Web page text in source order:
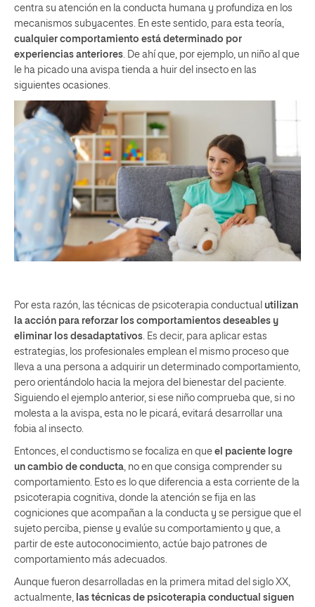
centra su atención en la conducta humana y profundiza en los
mecanismos subyacentes. En este sentido, para esta teoría,
cualquier comportamiento está determinado por
experiencias anteriores . De ahí que, por ejemplo, un niño al que
le ha picado una avispa tienda a huir del insecto en las
siguientes ocasiones.
Por esta razón, las técnicas de psicoterapia conductual utilizan
la acción para reforzar los comportamientos deseables y
eliminar los desadaptativos. Es decir, para aplicar estas
estrategias, los profesionales emplean el mismo proceso que
lleva a una persona a adquirir un determinado comportamiento,
pero orientándolo hacia la mejora del bienestar del paciente.
Siguiendo el ejemplo anterior, si ese niño comprueba que, si no
molesta a la avispa, esta no le picará, evitará desarrollar una
fobia al insecto.
Entonces, el conductismo se focaliza en que el paciente logre
un cambio de conducta, no en que consiga comprender su
comportamiento. Esto es lo que diferencia a esta corriente de la
psicoterapia cognitiva, donde la atención se fija en las
cogniciones que acompañan a la conducta y se persigue que el
sujeto perciba, piense y evalúe su comportamiento y que, a
partir de este autoconocimiento, actúe bajo patrones de
comportamiento más adecuados.
Aunque fueron desarrolladas en la primera mitad del siglo XX,
actualmente, las técnicas de psicoterapia conductual siguen